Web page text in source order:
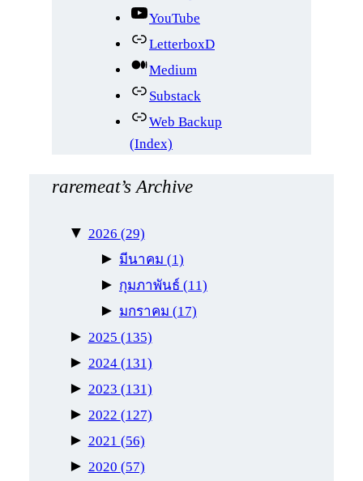
YouTube
LetterboxD
Medium
Substack
Web Backup
(Index)
raremeat’s Archive
▼ 2026 (29)
► มีนาคม (1)
► กุมภาพันธ์ (11)
► มกราคม (17)
► 2025 (135)
► 2024 (131)
► 2023 (131)
► 2022 (127)
► 2021 (56)
► 2020 (57)